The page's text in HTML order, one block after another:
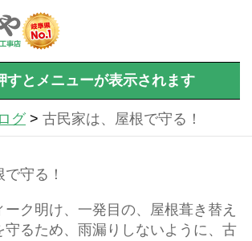
すとメニューが表示されます
グ 古民家は、屋根で守る！
守る！
ーク明け、一発目の、屋根葺き替え
守るため、雨漏りしないように、古